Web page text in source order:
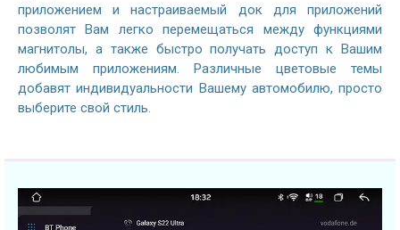
приложением и настраиваемый док для приложений
позволят Вам легко перемещаться между функциями
магнитолы, а также быстро получать доступ к Вашим
любимым приложениям. Различные цветовые темы
добавят индивидуальности Вашему автомобилю, просто
выберите свой стиль.